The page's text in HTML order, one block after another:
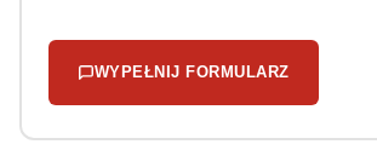
WYPEŁNIJ FORMULARZ